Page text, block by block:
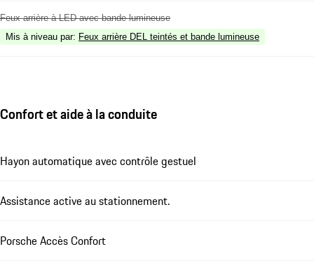
Feux arrière à LED avec bande lumineuse
Mis à niveau par: Feux arrière DEL teintés et bande lumineuse
Confort et aide à la conduite
Hayon automatique avec contrôle gestuel
Assistance active au stationnement.
Porsche Accès Confort